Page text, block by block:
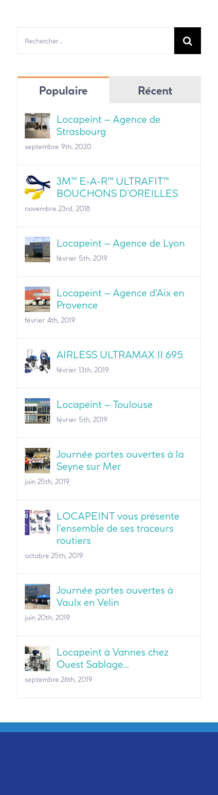
Populaire Récent
Locapeint – Agence de
Strasbourg
septembre 9th, 2020
3M™ E-A-R™ ULTRAFIT™
BOUCHONS D’OREILLES
novembre 23rd, 2018
Locapeint – Agence de Lyon
février 5th, 2019
Locapeint – Agence d’Aix en
Provence
février 4th, 2019
AIRLESS ULTRAMAX II 695
février 13th, 2019
Locapeint – Toulouse
février 5th, 2019
Journée portes ouvertes à la
Seyne sur Mer
juin 25th, 2019
LOCAPEINT vous présente
l’ensemble de ses traceurs
routiers
octobre 25th, 2019
Journée portes ouvertes à
Vaulx en Velin
juin 20th, 2019
Locapeint à Vannes chez
Ouest Sablage…
septembre 26th, 2019